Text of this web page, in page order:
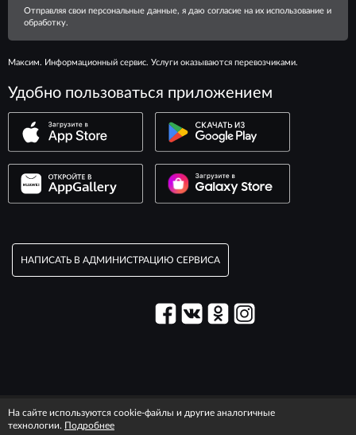
Максим. Информационный сервис. Услуги оказываются перевозчиками.
Удобно пользоваться приложением
НАПИСАТЬ В АДМИНИСТРАЦИЮ СЕРВИСА
Правовая информация
На сайте используются cookie-файлы и другие аналогичные
технологии. Подробнее